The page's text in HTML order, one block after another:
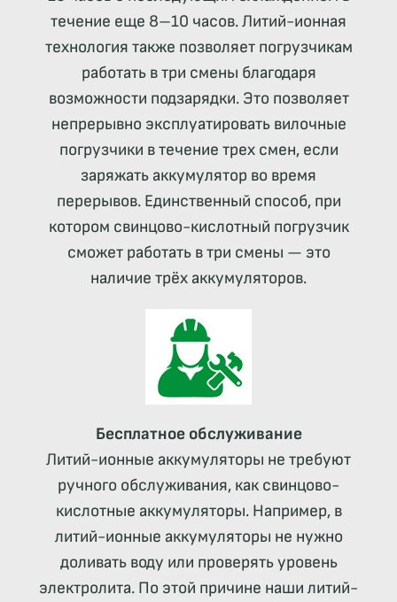
течение еще 8–10 часов. Литий-ионная
технология также позволяет погрузчикам
работать в три смены благодаря
возможности подзарядки. Это позволяет
непрерывно эксплуатировать вилочные
погрузчики в течение трех смен, если
заряжать аккумулятор во время
перерывов. Единственный способ, при
котором свинцово-кислотный погрузчик
сможет работать в три смены — это
наличие трёх аккумуляторов.
Бесплатное обслуживание
Литий-ионные аккумуляторы не требуют
ручного обслуживания, как свинцово-
кислотные аккумуляторы. Например, в
литий-ионные аккумуляторы не нужно
доливать воду или проверять уровень
электролита. По этой причине наши литий-